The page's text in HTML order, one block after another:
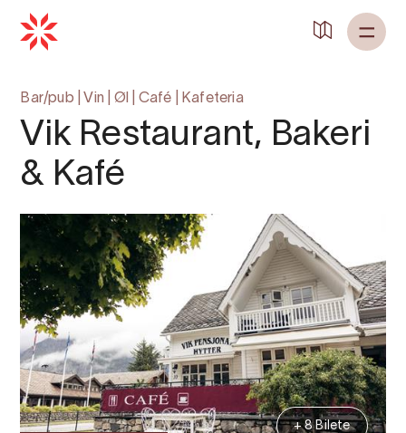
Bar/pub Vin Øl Café Kafeteria
Vik Restaurant, Bakeri
& Kafé
+ 8 Bilete